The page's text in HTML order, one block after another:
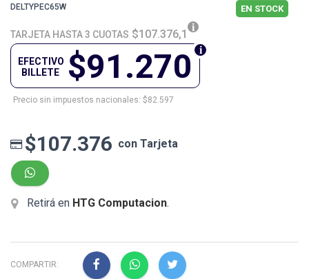
DELTYPEC65W EN STOCK
TARJETA HASTA 3 CUOTAS $107.376,1
$91.270
EFECTIVO
BILLETE
Precio sin impuestos nacionales: $82.597
$107.376 con Tarjeta
Retirá en HTG Computacion.
COMPARTIR: